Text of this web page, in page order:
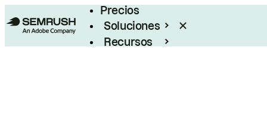
Precios
Soluciones
Recursos